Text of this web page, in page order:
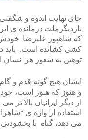
جای نهایت اندوه و
باردیگرملت درمانده ی
که شاهپور علیرضا
کشی کشانده است. باید
توهین به شعور هر انسان
ایشان هیچ گونه قدم و
و هنوز که هنوز است،
از دیگر ایرانیان بالا
استفاده از واژه ی
می دهد، گناه نا